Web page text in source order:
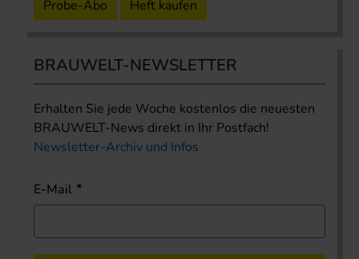
Probe-Abo Heft kaufen
BRAUWELT-NEWSLETTER
Erhalten Sie jede Woche kostenlos die neuesten
BRAUWELT-News direkt in Ihr Postfach!
Newsletter-Archiv und Infos
E-Mail